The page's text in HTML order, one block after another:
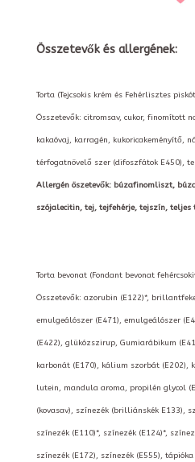
Összetevők és allergének:
Torta (Tejcsokis krém és Fehérlisztes
Összetevők: citromsav, cukor, finomított
kakaóvaj, karragén, kukoricakeményítő,
térfogatnövelő szer (difoszfátok E450),
Allergén öszetevők: búzafinomliszt,
szójalecitin, tej, tejfehérje, tejszín, teljes
Torta bevonat (Fondant bevonat
Összetevők: azorubin (E122)*,
emulgeálószer (E471), emulgeálószer
(E422), glükózszirup, Gumiarábikum
karbonát (E170), kálium szorbát (E202),
lutein, mandula aroma, propilén glycol
(kovasav), színezék (brilliánskék E133),
színezék (E110)*, színezék (E124)*,
színezék (E172), színezék (E555),